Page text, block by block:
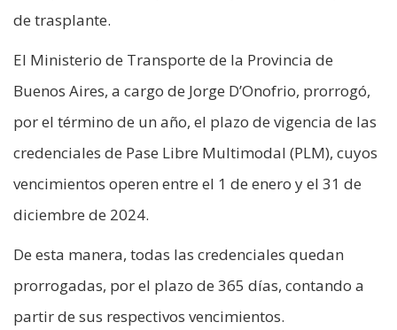
de trasplante.
El Ministerio de Transporte de la Provincia de
Buenos Aires, a cargo de Jorge D’Onofrio, prorrogó,
por el término de un año, el plazo de vigencia de las
credenciales de Pase Libre Multimodal (PLM), cuyos
vencimientos operen entre el 1 de enero y el 31 de
diciembre de 2024.
De esta manera, todas las credenciales quedan
prorrogadas, por el plazo de 365 días, contando a
partir de sus respectivos vencimientos.